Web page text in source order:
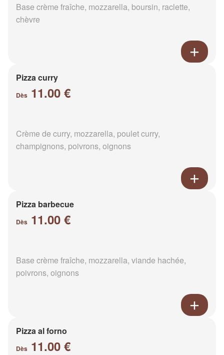
Base crème fraîche, mozzarella, boursin, raclette,
chèvre
Pizza curry
Dès 11.00 €
Crème de curry, mozzarella, poulet curry,
champignons, poivrons, oignons
Pizza barbecue
Dès 11.00 €
Base crème fraîche, mozzarella, viande hachée,
poivrons, oignons
Pizza al forno
Dès 11.00 €